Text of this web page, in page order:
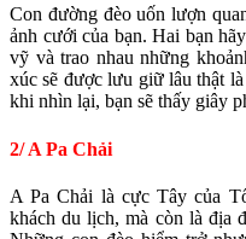
Con đường đèo uốn lượn
ảnh cưới của bạn. Hai bạn
vỹ và trao nhau những
xúc sẽ được lưu giữ lâu thật
khi nhìn lại, bạn sẽ thấy giây
2/ A Pa Chải
A Pa Chải là cực Tây của
khách du lịch, mà còn là địa